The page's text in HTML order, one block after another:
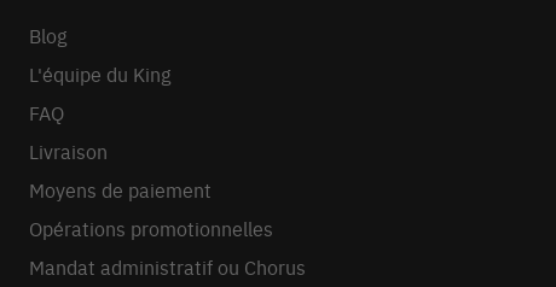
Blog
L'équipe du King
FAQ
Livraison
Moyens de paiement
Opérations promotionnelles
Mandat administratif ou Chorus